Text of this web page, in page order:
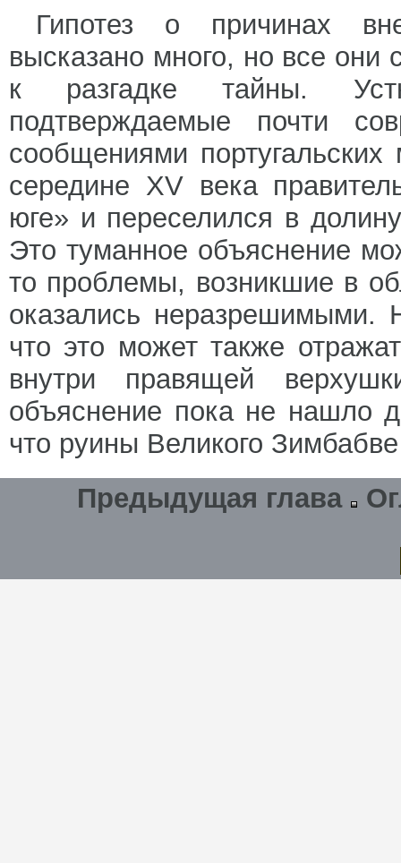
Гипотез о причинах
высказано много, но все они
к разгадке тайны.
подтверждаемые почти
сообщениями
середине XV века
юге» и переселился в
Это туманное объяснение
то проблемы, возникшие в
оказались неразрешимыми.
что это может также
внутри правящей
объяснение пока не нашло
что руины Великого
Предыдущая глава